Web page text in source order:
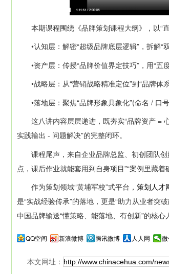
本期课程围绕《品牌策划课程大纲》，以“直
•认知层：解密“超级品牌底层逻辑”，拆解“
•资产层：传授“品牌价值界定技巧”，用“五
•战略层：从“营销战略精准定位”到“品牌体
•落地层：聚焦“品牌形象具象化”(命名 / 口号
这八讲内容层层递进，既夯实“品牌资产 = 心
实践输出 - 问题解决”的完整闭环。
课程尾声，来自企业品牌总监、初创团队创
点，课后作业就能套用到自身项目”“案例里藏着
作为策划领域“黄埔军校”式平台， 策划人才
是“实战经验传承”的落地，更是“助力从业者突
中国品牌输送“懂策略、能落地、有创新”的核心
QQ空间 新浪微博 腾讯微博 人人网
本文网址：